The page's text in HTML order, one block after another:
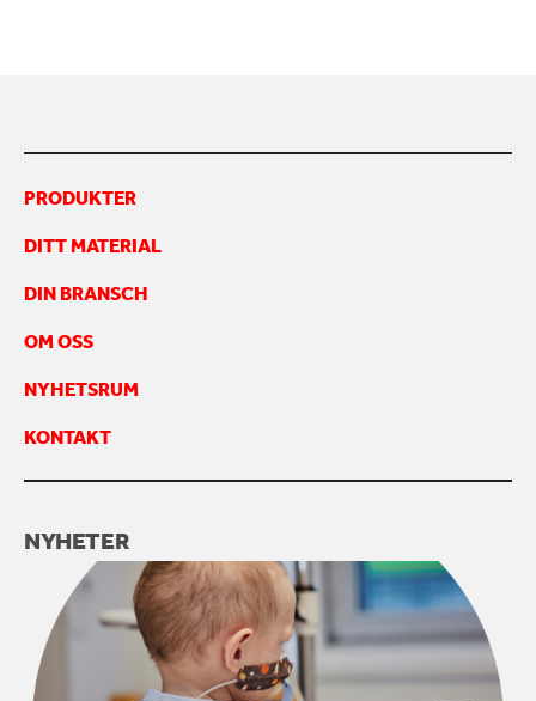
PRODUKTER
DITT MATERIAL
DIN BRANSCH
OM OSS
NYHETSRUM
KONTAKT
NYHETER